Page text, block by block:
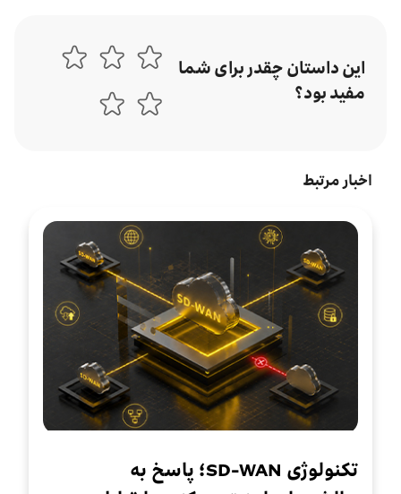
این داستان چقدر برای شما
مفید بود؟
اخبار مرتبط
تکنولوژی SD-WAN؛ پاسخ به